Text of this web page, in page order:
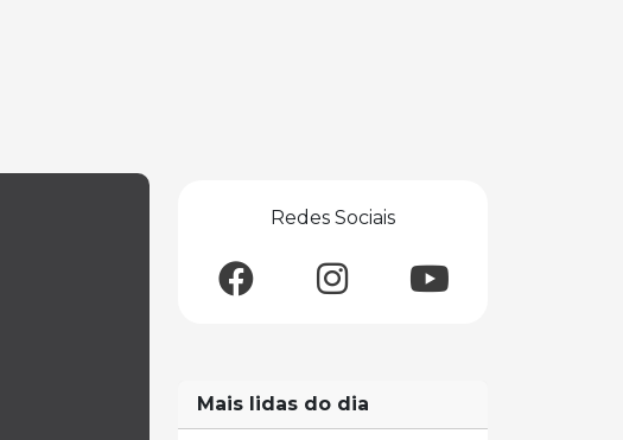
Redes Sociais
Mais lidas do dia